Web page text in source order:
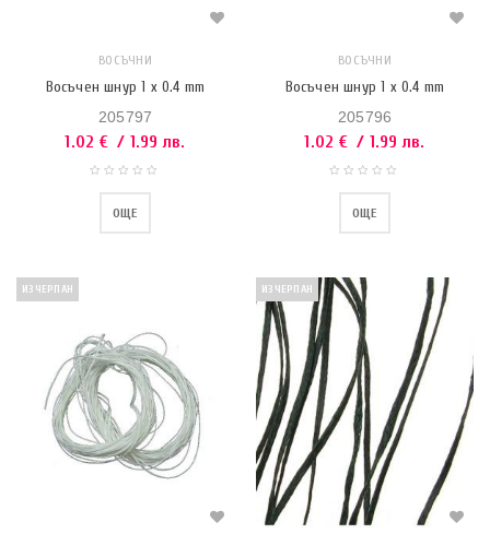
ВОСЪЧНИ
Восъчен шнур 1 x 0.4 mm
205797
1.02 € / 1.99 лв.
ОЩЕ
ВОСЪЧНИ
Восъчен шнур 1 x 0.4 mm
205796
1.02 € / 1.99 лв.
ОЩЕ
ИЗЧЕРПАН ИЗЧЕРПАН